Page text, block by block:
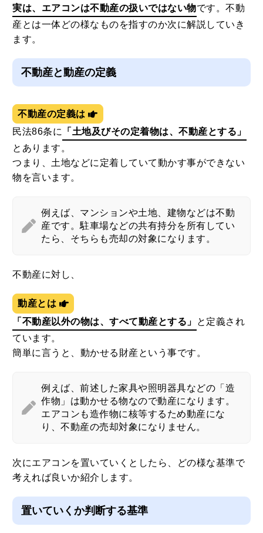
実は、エアコンは不動産の扱いではない物です。不動
産とは一体どの様なものを指すのか次に解説していき
ます。
不動産と動産の定義
不動産の定義は
民法86条に 「土地及びその定着物は、不動産とする」
とあります。
つまり、土地などに定着していて動かす事ができない
物を言います。
例えば、マンションや土地、建物などは不動
産です。駐車場などの共有持分を所有してい
たら、そちらも売却の対象になります。
不動産に対し、
動産とは
「不動産以外の物は、すべて動産とする」
と定義され
ています。
簡単に言うと、動かせる財産という事です。
例えば、前述した家具や照明器具などの「造
作物」は動かせる物なので動産になります。
エアコンも造作物に核等するため動産にな
り、不動産の売却対象になりません。
次にエアコンを置いていくとしたら、どの様な基準で
考えれば良いか紹介します。
置いていくか判断する基準